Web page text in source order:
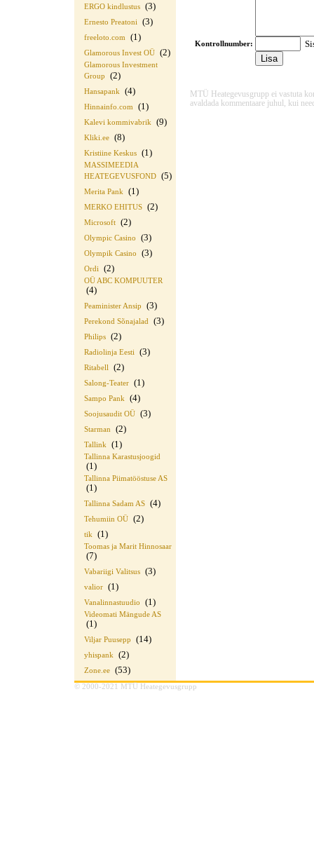
ERGO kindlustus (3)
Ernesto Preatoni (3)
freeloto.com (1)
Glamorous Invest OÜ (2)
Glamorous Investment
Group
(2)
Hansapank (4)
Hinnainfo.com (1)
Kalevi kommivabrik (9)
Kliki.ee (8)
Kristiine Keskus (1)
MASSIMEEDIA
HEATEGEVUSFOND
(5)
Merita Pank (1)
MERKO EHITUS (2)
Microsoft (2)
Olympic Casino (3)
Olympik Casino (3)
Ordi (2)
OÜ ABC KOMPUUTER
(4)
Peaminister Ansip (3)
Perekond Sõnajalad (3)
Philips (2)
Radiolinja Eesti (3)
Ritabell (2)
Salong-Teater (1)
Sampo Pank (4)
Soojusaudit OÜ (3)
Starman (2)
Tallink (1)
Tallinna Karastusjoogid
(1)
Tallinna Piimatööstuse AS
(1)
Tallinna Sadam AS (4)
Tehumiin OÜ (2)
tik (1)
Toomas ja Marit Hinnosaar
(7)
Vabariigi Valitsus (3)
valior (1)
Vanalinnastuudio (1)
Videomati Mängude AS
(1)
Viljar Puusepp (14)
yhispank (2)
Zone.ee (53)
Kontrollnumber:
MTÜ Heategevusgrupp ei vastuta
avaldada kommentaare juhul, kui
© 2000-2021 MTÜ Heategevusgrupp